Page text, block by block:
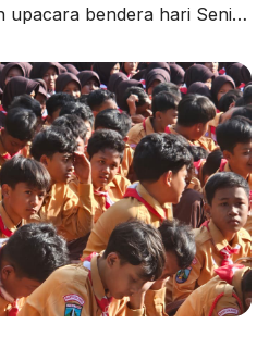
upacara bendera hari Senin,
dilaksanakan
sebagai bagian dari
asing yang terus
guna meningkatkan
didik. Upacara
khidmat, dan penuh